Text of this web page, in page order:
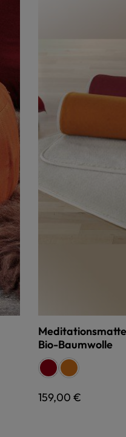
Bio-Baumwolle
Farbe
rot terra
Regulärer Preis:
159,00 €